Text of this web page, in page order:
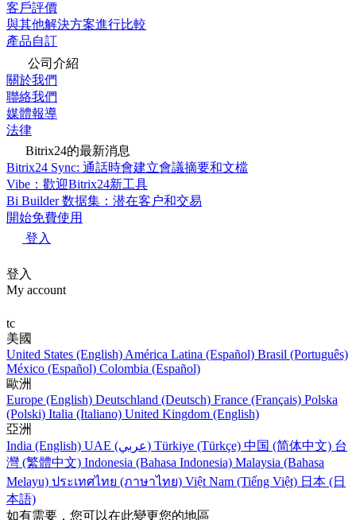
客戶評價
與其他解決方案進行比較
產品自訂
公司介紹
關於我們
聯絡我們
媒體報導
法律
Bitrix24的最新消息
Bitrix24 Sync: 通話時會建立會議摘要和文檔
Vibe：歡迎Bitrix24新工具
Bi Builder 数据集：潜在客户和交易
開始免費使用
登入
登入
My account
tc
美國
United States (English) América Latina (Español) Brasil (Português)
México (Español) Colombia (Español)
歐洲
Europe (English) Deutschland (Deutsch) France (Français) Polska
(Polski) Italia (Italiano) United Kingdom (English)
亞洲
India (English)
UAE (عربي) Türkiye (Türkçe) 中国 (简体中文) 台
灣 (繁體中文) Indonesia (Bahasa Indonesia) Malaysia (Bahasa
Melayu) ประเทศไทย (ภาษาไทย) Việt Nam (Tiếng Việt) 日本 (日
本語)
如有需要，您可以在此變更您的地區